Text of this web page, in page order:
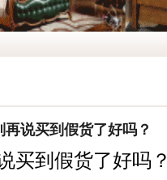
说买到假货了好吗？
买到假货了好吗？